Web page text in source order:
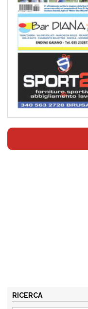
RICERCA